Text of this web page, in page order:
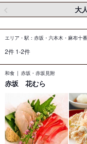
大
エリア・駅：赤坂・六本木・麻布十
2件 1-2件
和食 赤坂・赤坂見附
赤坂 花むら